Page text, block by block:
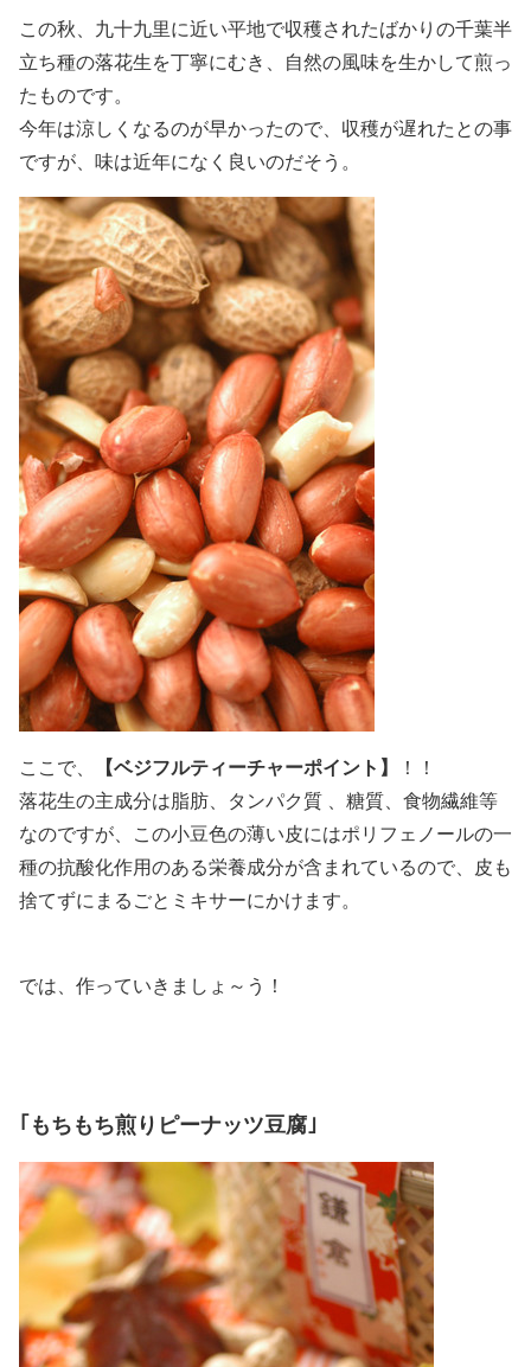
この秋、九十九里に近い平地で収穫されたばかりの千葉半
立ち種の落花生を丁寧にむき、自然の風味を生かして煎っ
たものです。
今年は涼しくなるのが早かったので、収穫が遅れたとの事
ですが、味は近年になく良いのだそう。
ここで、 【ベジフルティーチャーポイント】
！！
落花生の主成分は脂肪、タンパク質 、糖質、食物繊維等
なのですが、この小豆色の薄い皮にはポリフェノールの一
種の抗酸化作用のある栄養成分が含まれているので、皮も
捨てずにまるごとミキサーにかけます。
では、作っていきましょ～う！
｢もちもち煎りピーナッツ豆腐｣